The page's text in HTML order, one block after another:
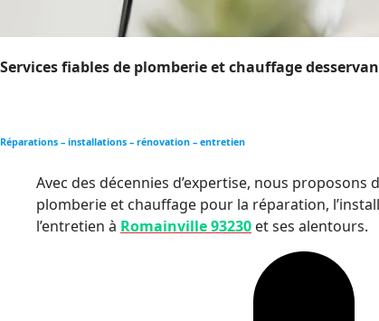
Services fiables de plomberie et chauffage
Réparations – installations – rénovation – entretien
Avec des décennies d’expertise, nous proposons
plomberie et chauffage pour la réparation,
l’entretien à Romainville 93230 et ses alentours.